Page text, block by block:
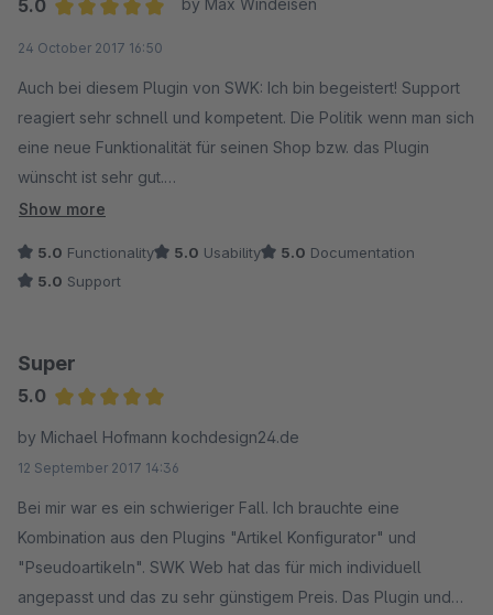
5.0
by Max Windeisen
24 October 2017 16:50
Auch bei diesem Plugin von SWK: Ich bin begeistert! Support
reagiert sehr schnell und kompetent. Die Politik wenn man sich
eine neue Funktionalität für seinen Shop bzw. das Plugin
wünscht ist sehr gut.
Zum Plugin: Sehr leicht zu bedienen, man kann sehr
Bedürfnisse nichts mehr zu wünschen übrig.
Show more
5.0 Functionality 5.0 Usability 5.0 Documentation
5.0 Support
Super
5.0
by Michael Hofmann kochdesign24.de
12 September 2017 14:36
Bei mir war es ein schwieriger Fall. Ich brauchte eine
Kombination aus den Plugins "Artikel Konfigurator" und
"Pseudoartikeln". SWK Web hat das für mich individuell
angepasst und das zu sehr günstigem Preis. Das Plugin und